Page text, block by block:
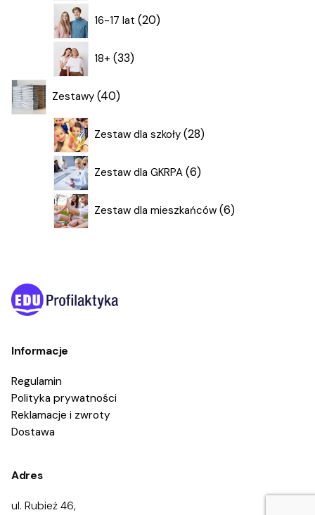
16-17 lat 20
20
produktów
18+ 33
33
produkty
Zestawy 40
40
produktów
Zestaw dla szkoły 28
28
produktów
Zestaw dla GKRPA 6
6
produktów
Zestaw dla mieszkańców 6
6
produktów
Informacje
Regulamin
Polityka prywatności
Reklamacje i zwroty
Dostawa
Adres
ul. Rubież 46,